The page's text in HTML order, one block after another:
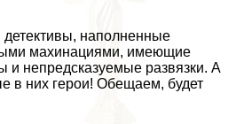
наполненные
махинациями, имеющие
и непредсказуемые развязки. А
в них герои! Обещаем, будет